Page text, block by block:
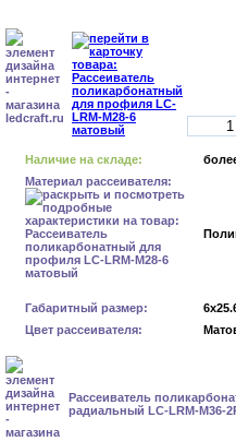
Наличие на складе:
Материал рассеивателя:
Габаритный размер:
Цвет рассеивателя:
Рассеиватель
радиальный LC-LRM-M36-